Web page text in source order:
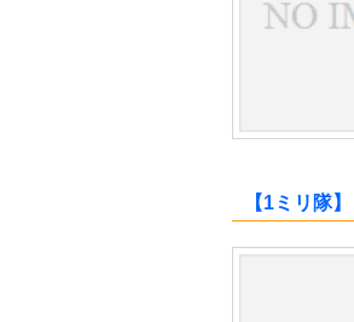
【1ミリ隊】